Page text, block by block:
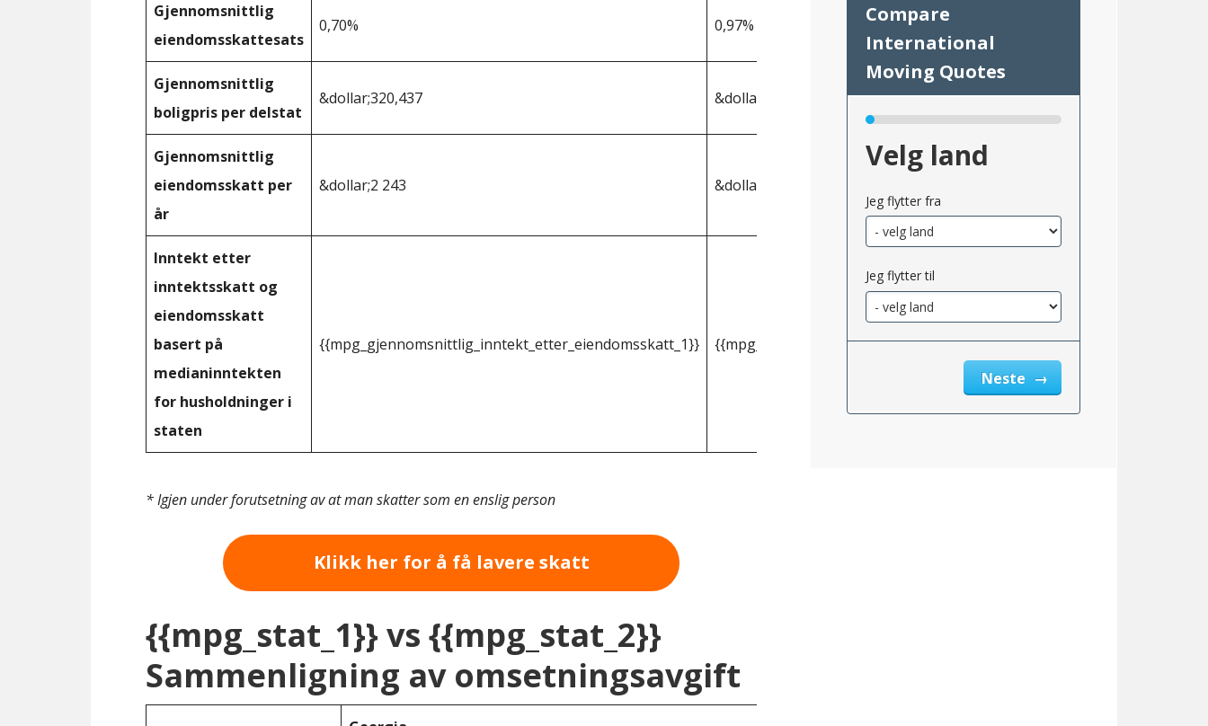
Gjennomsnittlig
eiendomsskattesats
0,70% 0,97%
Gjennomsnittlig
boligpris per delstat
&dollar;320,437 &dollar;364,964
Gjennomsnittlig
eiendomsskatt per
år
&dollar;2 243 &dollar;3 540
Inntekt etter
inntektsskatt og
eiendomsskatt
basert på
medianinntekten
for husholdninger i
staten
{{mpg_gjennomsnittlig_inntekt_etter_eiendomsskatt_1}} {{mpg_gjennomsnittlig_inntekt_etter_eiendomsskatt_2}}
* Igjen under forutsetning av at man skatter som en enslig person
Klikk her for å få lavere skatt
{{mpg_stat_1}} vs {{mpg_stat_2}}
Sammenligning av omsetningsavgift
Velg land
Jeg flytter fra
Jeg flytter til
Neste